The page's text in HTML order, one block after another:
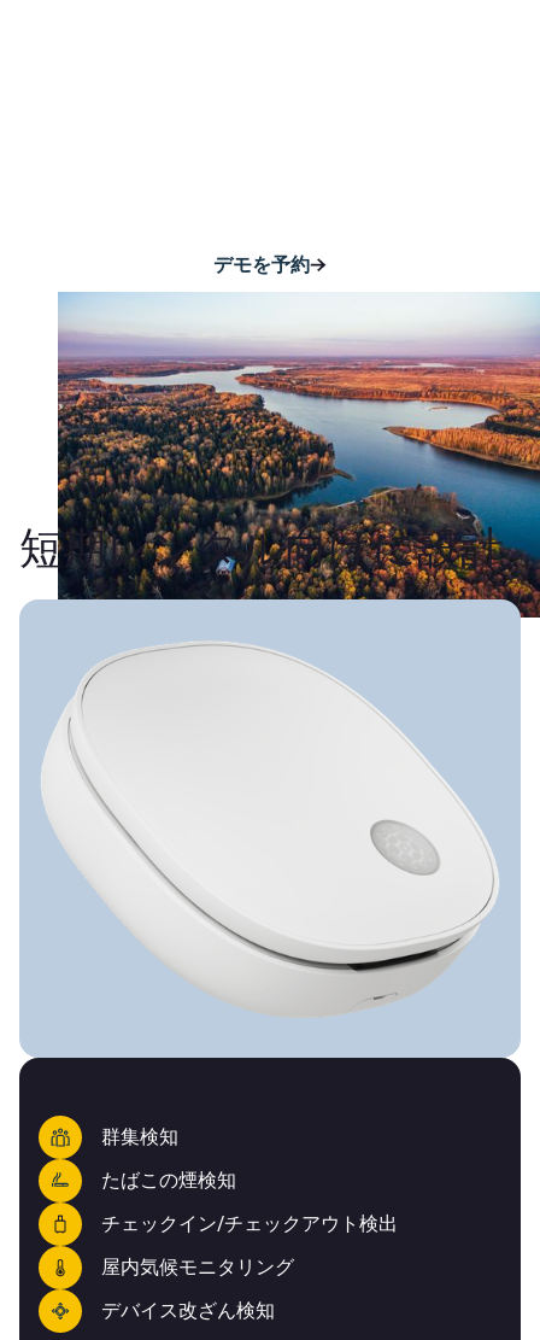
デモを予約
短期レンタル向けに設計
群集検知
たばこの煙検知
チェックイン/チェックアウト検出
屋内気候モニタリング
デバイス改ざん検知